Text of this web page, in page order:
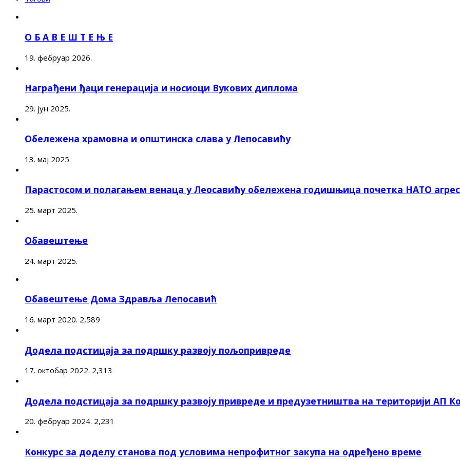
О Б А В Е Ш Т Е Њ Е
19. фебруар 2026.
Награђени ђаци генерација и носиоци Вукових диплома
29. јун 2025.
Обележена храмовна и општинска слава у Лепосавићу
13. мај 2025.
Парастосом и полагањем венаца у Леосавићу обележена годишњица почетка НАТО
25. март 2025.
Обавештење
24. март 2025.
Обавештење Дома Здравља Лепосавић
16. март 2020. 2,589
Додела подстицаја за подршку развоју пољопривреде
17. октобар 2022. 2,313
Додела подстицаја за подршку развоју привреде и предузетништва на територији АП
20. фебруар 2024. 2,231
Конкурс за доделу станова под условима непрофитног закупа на одређено време